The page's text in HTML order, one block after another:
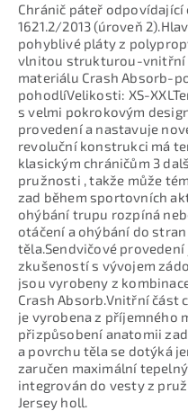
Chránič páteř odpovídající
1621.2/2013 (úroveň
pohyblivé pláty z
vlnitou strukturou-vnitřní
materiálu Crash Absorb-
pohodlíVelikosti: XS-
s velmi pokrokovým
provedení a nastavuje
revoluční konstrukci má
klasickým chráničům 3
pružnosti , takže může
zad během sportovních
ohýbání trupu rozpíná
otáčení a ohýbání do
těla.Sendvičové
zkušeností s vývojem
jsou vyrobeny z
Crash Absorb.Vnitřní část
je vyrobena z příjemného
přizpůsobení anatomii
a povrchu těla se dotýká
zaručen maximální
integrován do vesty z
Jersey holl.